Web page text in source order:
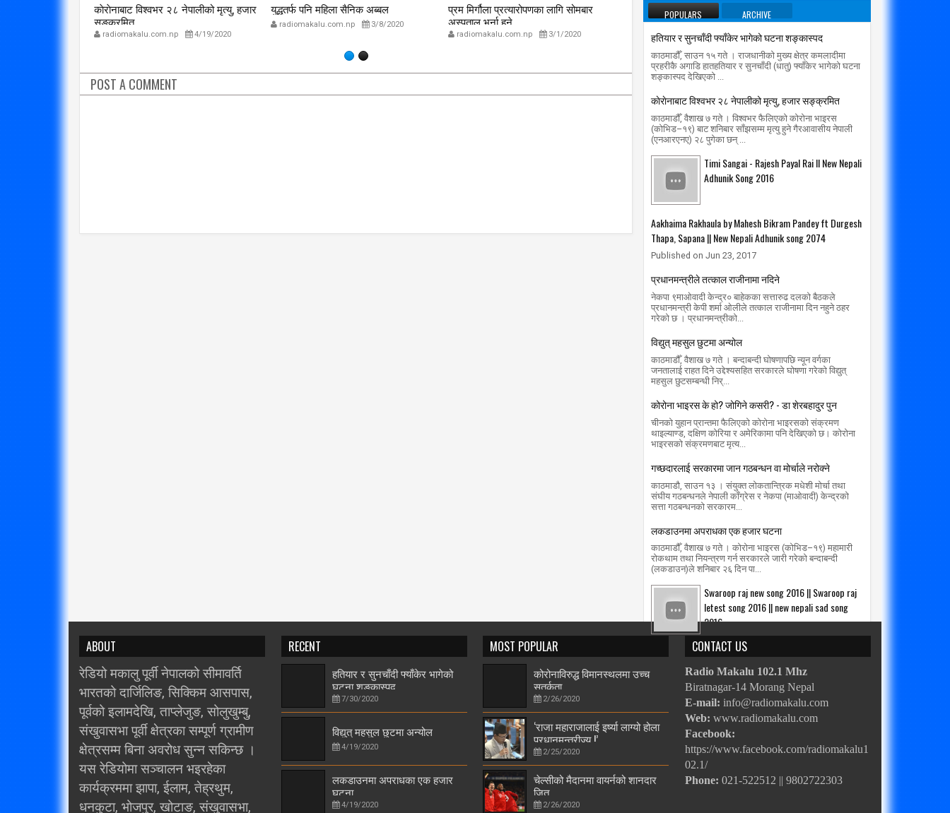
काेराेनाबाट विश्वभर २८ नेपालीको मृत्यु, हजार
सङ्क्रमित
radiomakalu.com.np 4/19/2020
युद्धतर्फ पनि महिला सैनिक अब्बल
radiomakalu.com.np 3/8/2020
प्रम मिर्गौला प्रत्यारोपणका लागि सोमबार
अस्पताल भर्ना हुने
radiomakalu.com.np 3/1/2020
सार्वजनिक यातायात सेवा प्राधिकरण मातहतमा
radiomakalu.com.np 3/1/2020
शङ्कास्पद
radiomakalu.com.np
POST A COMMENT
POPULARS ARCHIVE
हतियार र सुनचाँदी फ्याँकेर भागेको घटना शङ्कास्पद
काठमाडौँ, साउन १५ गते । राजधानीको मुख्य क्षेत्र कमलादीमा
प्रहरीकै अगाडि हातहतियार र सुनचाँदी (धातु) फ्याँकेर भागेको घटना
शङ्कास्पद देखिएको ...
काेराेनाबाट विश्वभर २८ नेपालीको मृत्यु, हजार सङ्क्रमित
काठमाडौँ, वैशाख ७ गते । विश्वभर फैलिएको कोरोना भाइरस
(कोभिड–१९) बाट शनिबार साँझसम्म मृत्यु हुने गैरआवासीय नेपाली
(एनआरएनए) २८ पुगेका छन् ...
Timi Sangai - Rajesh Payal Rai ll New Nepali
Adhunik Song 2016
Aakhaima Rakhaula by Mahesh Bikram Pandey ft Durgesh
Thapa, Sapana || New Nepali Adhunik song 2074
Published on Jun 23, 2017
प्रधानमन्त्रीले तत्काल राजीनामा नदिने
नेकपा ९माओवादी केन्द्र० बाहेकका सत्तारुढ दलको बैठकले
प्रधानमन्त्री केपी शर्मा ओलीले तत्काल राजीनामा दिन नहुने ठहर
गरेको छ । प्रधानमन्त्रीको...
विद्युत् महसुल छुटमा अन्योल
काठमाडौँ, वैशाख ७ गते । बन्दाबन्दी घोषणापछि न्यून वर्गका
जनतालाई राहत दिने उद्देश्यसहित सरकारले घोषणा गरेको विद्युत्
महसुल छुटसम्बन्धी निर्...
कोरोना भाइरस के हो? जोगिने कसरी? - डा शेरबहादुर पुन
चीनको युहान प्रान्तमा फैलिएको कोरोना भाइरसको संक्रमण
थाइल्याण्ड, दक्षिण कोरिया र अमेरिकामा पनि देखिएको छ। कोरोना
भाइरसको संक्रमणबाट मृत्य...
गच्छदारलाई सरकारमा जान गठबन्धन वा मोर्चाले नरोक्ने
काठमाडौ, साउन १३ । संयुक्त लोकतान्त्रिक मधेशी मोर्चा तथा
संघीय गठबन्धनले नेपाली काँग्रेस र नेकपा (माओवादी) केन्द्रको
सत्ता गठबन्धनको सरकारम...
लकडाउनमा अपराधका एक हजार घटना
काठमाडौँ, वैशाख ७ गते । कोरोना भाइरस (कोभिड–१९) महामारी
रोकथाम तथा नियन्त्रण गर्न सरकारले जारी गरेको बन्दाबन्दी
(लकडाउन)ले शनिबार २६ दिन पा...
Swaroop raj new song 2016 || Swaroop raj
letest song 2016 || new nepali sad song
2016
ABOUT
रेडियो मकालु पूर्वी नेपालको सीमावर्ति
भारतको दार्जिलिङ, सिक्किम आसपास,
पूर्वको इलामदेखि, ताप्लेजुङ, सोलुखुम्बु,
संखुवासभा पूर्वी क्षेत्रका सम्पूर्ण ग्रामीण
क्षेत्रसम्म बिना अवरोध सुन्न सकिन्छ ।
यस रेडियोमा सञ्चालन भइरहेका
कार्यक्रममा झापा, ईलाम, तेह्रथुम,
धनकुटा, भोजपुर, खोटाङ, संखुवासभा,
RECENT
हतियार र सुनचाँदी फ्याँकेर भागेको
घटना शङ्कास्पद
7/30/2020
विद्युत् महसुल छुटमा अन्योल
4/19/2020
लकडाउनमा अपराधका एक हजार
घटना
4/19/2020
MOST POPULAR
कोरोनाविरुद्ध विमानस्थलमा उच्च
सतर्कता
2/26/2020
‘राजा महाराजालाई इर्ष्या लाग्यो होला
प्रधानमन्त्रीज्यू !’
2/25/2020
चेल्सीको मैदानमा वायर्नको शानदार
जित
2/26/2020
CONTACT US
Radio Makalu 102.1 Mhz
Biratnagar-14 Morang Nepal
E-mail: info@radiomakalu.com
Web: www.radiomakalu.com
Facebook:
https://www.facebook.com/radiomakalu1
02.1/
Phone: 021-522512 || 9802722303